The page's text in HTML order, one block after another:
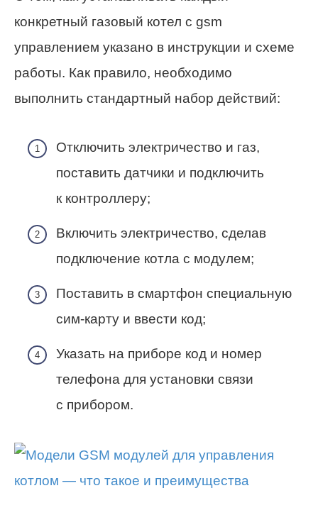
конкретный газовый котел с gsm
управлением указано в инструкции и схеме
работы. Как правило, необходимо
выполнить стандартный набор действий:
Отключить электричество и газ,
поставить датчики и подключить
к контроллеру;
Включить электричество, сделав
подключение котла с модулем;
Поставить в смартфон специальную
сим-карту и ввести код;
Указать на приборе код и номер
телефона для установки связи
с прибором.